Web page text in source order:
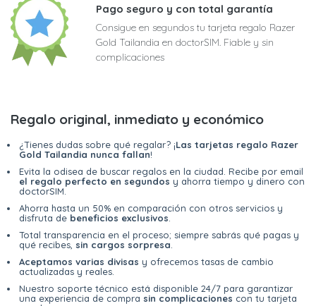
Pago seguro y con total garantía
Consigue en segundos tu tarjeta regalo Razer
Gold Tailandia en doctorSIM. Fiable y sin
complicaciones
Regalo original, inmediato y económico
¿Tienes dudas sobre qué regalar? ¡Las tarjetas regalo Razer
Gold Tailandia nunca fallan!
Evita la odisea de buscar regalos en la ciudad. Recibe por email
el regalo perfecto en segundos y ahorra tiempo y dinero con
doctorSIM.
Ahorra hasta un 50% en comparación con otros servicios y
disfruta de beneficios exclusivos.
Total transparencia en el proceso; siempre sabrás qué pagas y
qué recibes, sin cargos sorpresa.
Aceptamos varias divisas y ofrecemos tasas de cambio
actualizadas y reales.
Nuestro soporte técnico está disponible 24/7 para garantizar
una experiencia de compra sin complicaciones con tu tarjeta